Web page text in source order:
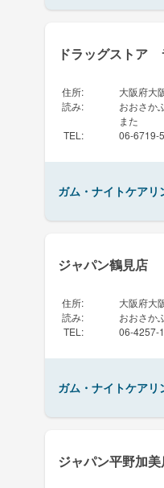
ドラッグストア
住所:
大阪府大
読み:
おおさか
また
TEL : 06-6719-
ガム・ナイトケア
ジャパン鶴見店
住所:
大阪府大
読み:
おおさか
TEL : 06-4257-
ガム・ナイトケア
ジャパン平野加